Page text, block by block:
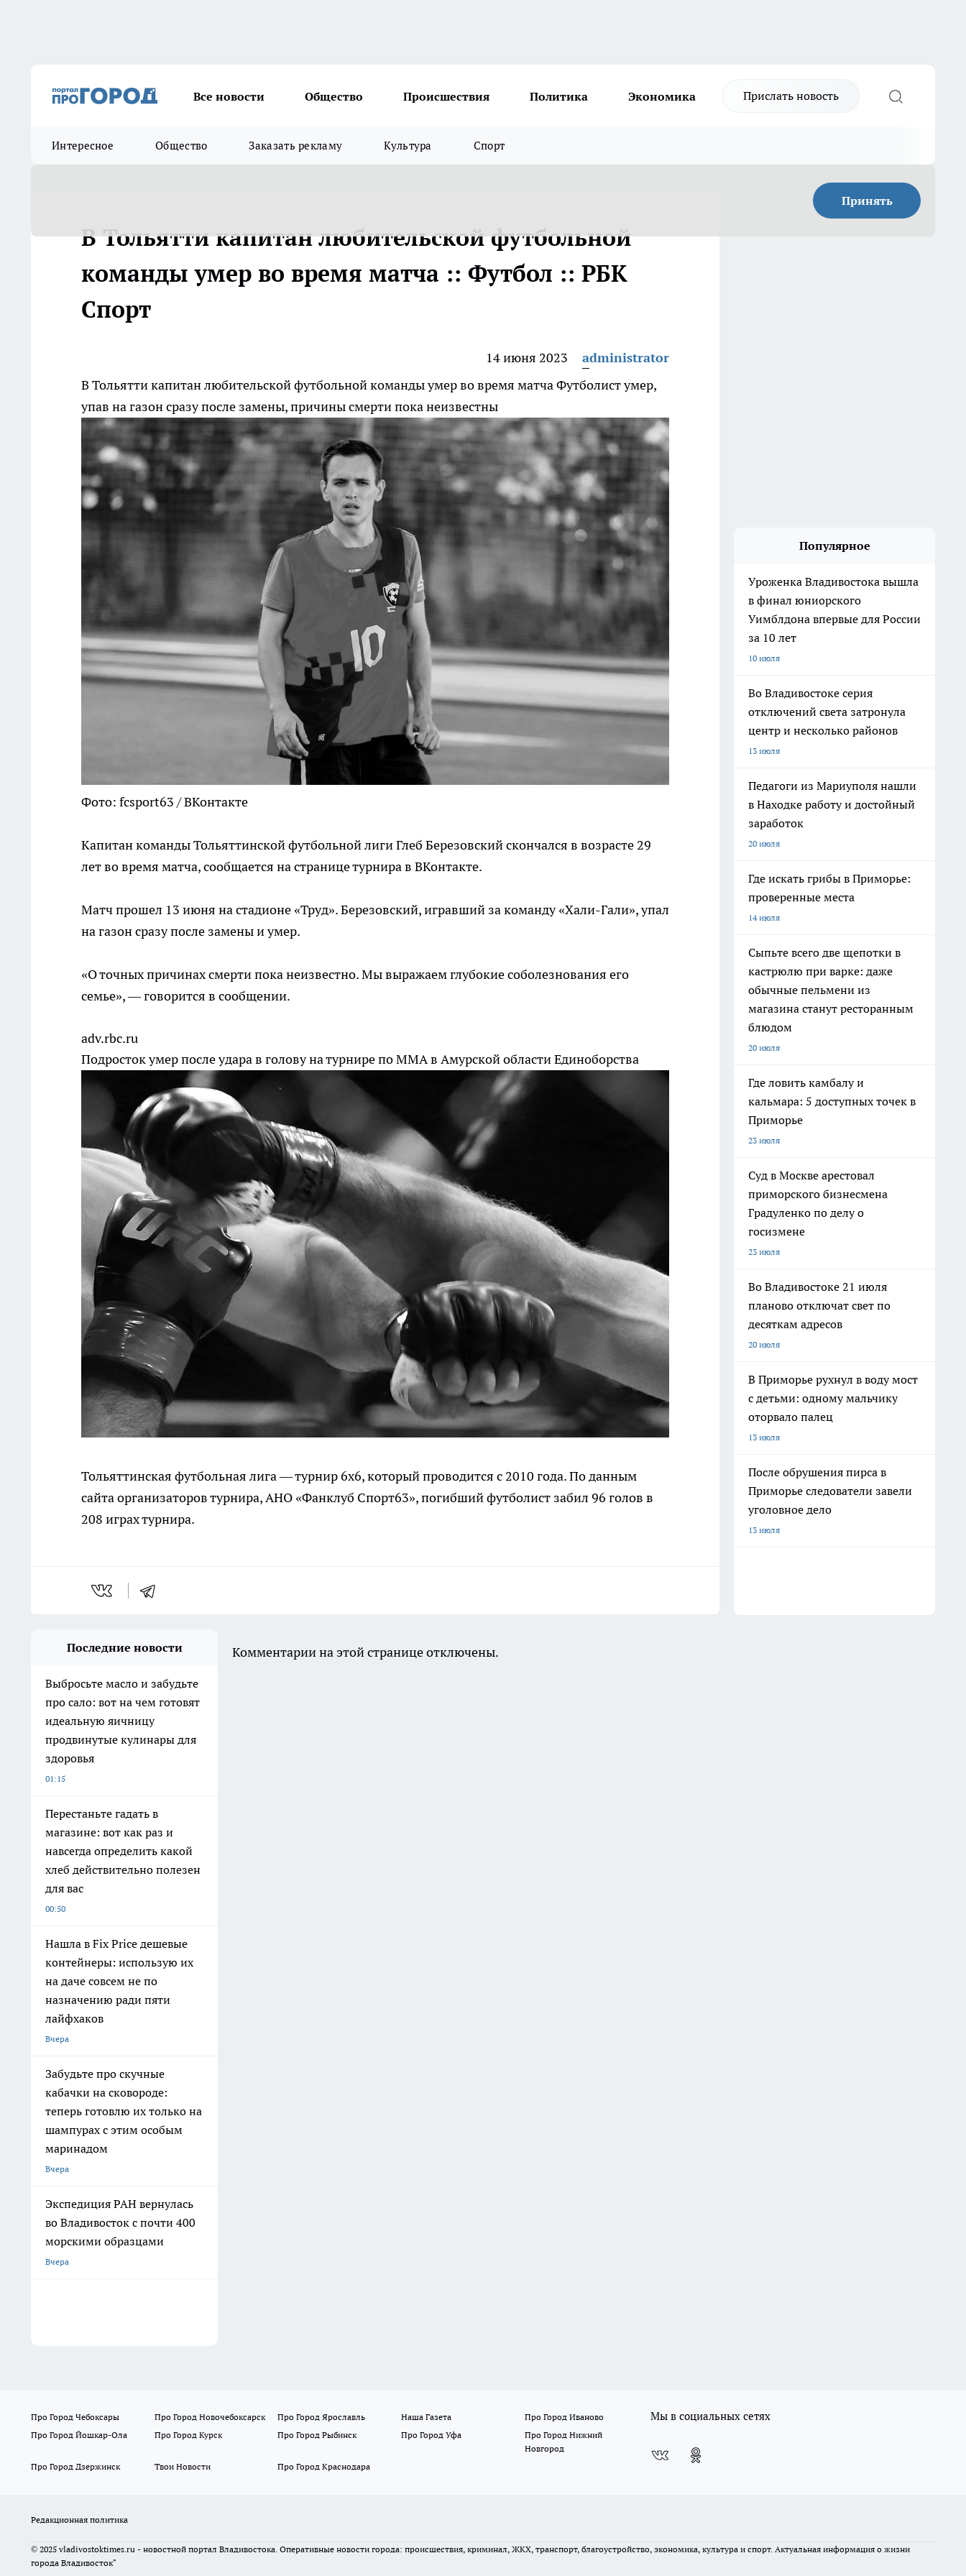
Все новости Общество Происшествия Политика Экономика Прислать новость
Интересное Общество Заказать рекламу Культура Спорт
Принять
В Тольятти капитан любительской футбольной
команды умер во время матча :: Футбол :: РБК
Спорт
14 июня 2023
administrator
В Тольятти капитан любительской футбольной команды умер во время матчаФутболист умер,
упав на газон сразу после замены, причины смерти пока неизвестны
Фото: fcsport63 / ВКонтакте
Капитан команды Тольяттинской футбольной лиги Глеб Березовский скончался в возрасте 29
лет во время матча, сообщается на странице турнира в ВКонтакте.
Матч прошел 13 июня на стадионе «Труд». Березовский, игравший за команду «Хали-Гали», упал
на газон сразу после замены и умер.
«О точных причинах смерти пока неизвестно. Мы выражаем глубокие соболезнования его
семье», — говорится в сообщении.
adv.rbc.ru
Подросток умер после удара в голову на турнире по ММА в Амурской областиЕдиноборства
Тольяттинская футбольная лига — турнир 6х6, который проводится с 2010 года. По данным
сайта организаторов турнира, АНО «Фанклуб Спорт63», погибший футболист забил 96 голов в
208 играх турнира.
Популярное
Уроженка Владивостока вышла
в финал юниорского
Уимблдона впервые для России
за 10 лет
10 июля
Во Владивостоке серия
отключений света затронула
центр и несколько районов
13 июля
Педагоги из Мариуполя нашли
в Находке работу и достойный
заработок
20 июля
Где искать грибы в Приморье:
проверенные места
14 июля
Сыпьте всего две щепотки в
кастрюлю при варке: даже
обычные пельмени из
магазина станут ресторанным
блюдом
20 июля
Где ловить камбалу и
кальмара: 5 доступных точек в
Приморье
23 июля
Суд в Москве арестовал
приморского бизнесмена
Градуленко по делу о
госизмене
23 июля
Во Владивостоке 21 июля
планово отключат свет по
десяткам адресов
20 июля
В Приморье рухнул в воду мост
с детьми: одному мальчику
оторвало палец
13 июля
После обрушения пирса в
Приморье следователи завели
уголовное дело
13 июля
Последние новости
Выбросьте масло и забудьте
про сало: вот на чем готовят
идеальную яичницу
продвинутые кулинары для
здоровья
01:15
Перестаньте гадать в
магазине: вот как раз и
навсегда определить какой
хлеб действительно полезен
для вас
00:50
Нашла в Fix Price дешевые
контейнеры: использую их
на даче совсем не по
назначению ради пяти
лайфхаков
Вчера
Забудьте про скучные
кабачки на сковороде:
теперь готовлю их только на
шампурах с этим особым
маринадом
Вчера
Экспедиция РАН вернулась
во Владивосток с почти 400
морскими образцами
Вчера
Комментарии на этой странице отключены.
Про Город Чебоксары Про Город Новочебоксарск Про Город Ярославль Наша Газета
Про Город Иваново
Про Город Йошкар-Ола
Про Город Курск Про Город Рыбинск Про Город Уфа
Про Город Нижний
Новгород
Про Город Дзержинск
Твои Новости Про Город Краснодара
Мы в социальных сетях
Редакционная политика
© 2025 vladivostoktimes.ru - новостной портал Владивостока. Оперативные новости города: происшествия, криминал, ЖКХ, транспорт, благоустройство, экономика, культура и спорт. Актуальная информация о жизни
города Владивосток"